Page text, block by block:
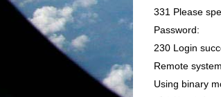
331 Please
Password:
230 Login
Remote
Using binary